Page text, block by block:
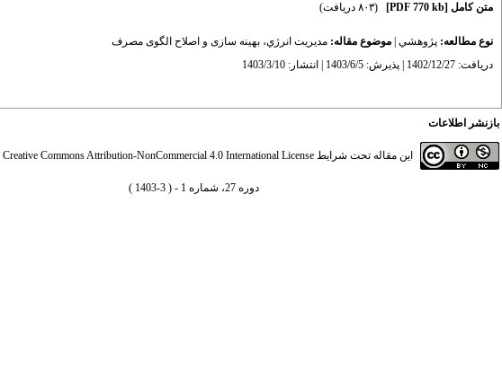
متن کامل [PDF 770 kb] (۸۰۳ دریافت)
نوع مطالعه: پژوهشي موضوع مقاله: مديريت انرژي، بهینه سازی و اصلاح الگوی مصرف
دریافت: 1402/12/27 | پذیرش: 1403/6/5 | انتشار: 1403/3/10
بازنشر اطلاعات
این مقاله تحت شرایط Creative Commons Attribution-NonCommercial 4.0 International License
دوره 27، شماره 1 - ( 3-1403 )